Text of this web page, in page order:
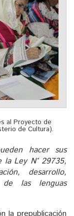
al Proyecto de
de Cultura).
hacer sus
Ley N° 29735,
desarrollo,
las lenguas
la prepublicación